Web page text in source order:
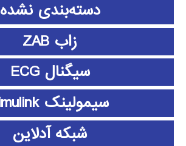
دسته‌بندی نشده
زاب ZAB
سیگنال ECG
سیمولینک simulink
شبکه آدلاین